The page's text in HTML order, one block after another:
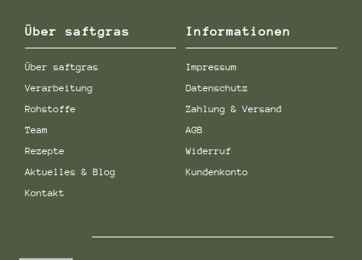
Über saftgras
Über saftgras
Verarbeitung
Rohstoffe
Team
Rezepte
Aktuelles & Blog
Kontakt
Informationen
Impressum
Datenschutz
Zahlung & Versand
AGB
Widerruf
Kundenkonto